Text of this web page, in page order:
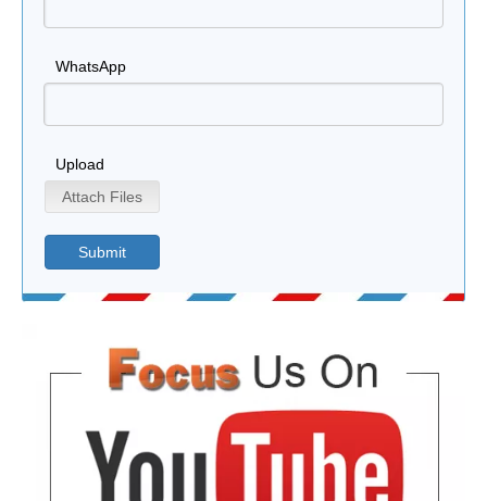
WhatsApp
Upload
Attach Files
Submit